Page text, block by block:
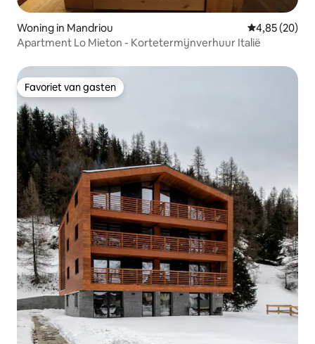
Woning in Mandriou Gemiddelde
4,85 (20)
Apartment Lo Mieton - Kortetermijnverhuur Italië
Favoriet van gasten
Favoriet van gasten